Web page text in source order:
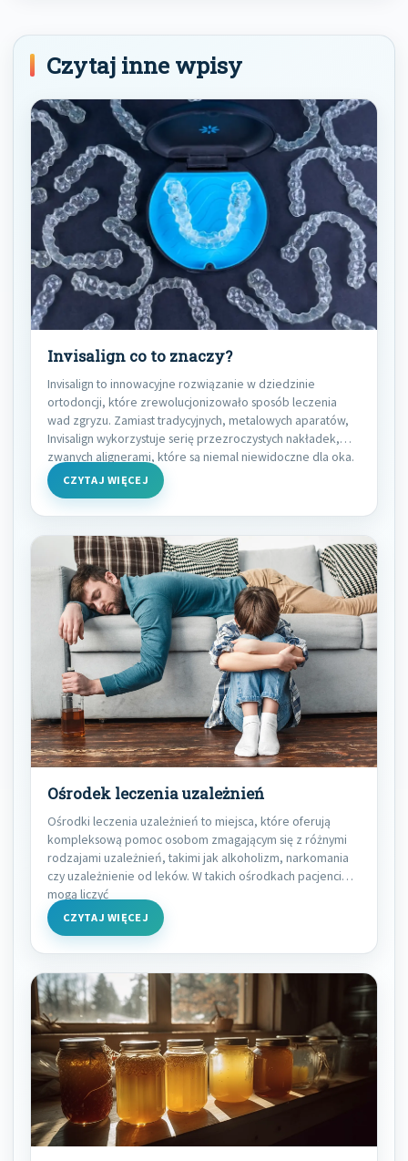
Czytaj inne wpisy
Invisalign co to znaczy?
Invisalign to innowacyjne rozwiązanie w dziedzinie
ortodoncji, które zrewolucjonizowało sposób leczenia
wad zgryzu. Zamiast tradycyjnych, metalowych aparatów,
Invisalign wykorzystuje serię przezroczystych nakładek,
zwanych alignerami, które są niemal niewidoczne dla oka.
CZYTAJ WIĘCEJ
Ośrodek leczenia uzależnień
Ośrodki leczenia uzależnień to miejsca, które oferują
kompleksową pomoc osobom zmagającym się z różnymi
rodzajami uzależnień, takimi jak alkoholizm, narkomania
czy uzależnienie od leków. W takich ośrodkach pacjenci
mogą liczyć
CZYTAJ WIĘCEJ